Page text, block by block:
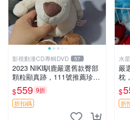
影視動漫CD專輯DVD 57
2023 NIKI馴鹿嚴選舊款臀部
顆粒顯真跡，111號推薦珍藏
品 馴鹿 舊款 尾巴顆粒
$559 9折
折扣碼
水
嚴
枕
過
$
折